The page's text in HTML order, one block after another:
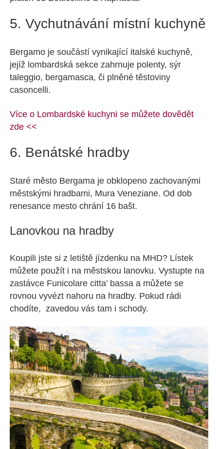
5. Vychutnávání místní kuchyně
Bergamo je součástí vynikající italské kuchyně,
jejíž lombardská sekce zahrnuje polenty, sýr
taleggio, bergamasca, či plněné těstoviny
casoncelli.
Více o Lombardské kuchyni se můžete dovědět
zde <<
6. Benátské hradby
Staré město Bergama je obklopeno zachovanými
městskými hradbami, Mura Veneziane. Od dob
renesance mesto chrání 16 bašt.
Lanovkou na hradby
Koupili jste si z letiště jízdenku na MHD? Lístek
můžete použít i na městskou lanovku. Vystupte na
zastávce Funicolare citta’ bassa a můžete se
rovnou vyvézt nahoru na hradby. Pokud rádi
chodíte, zavedou vás tam i schody.